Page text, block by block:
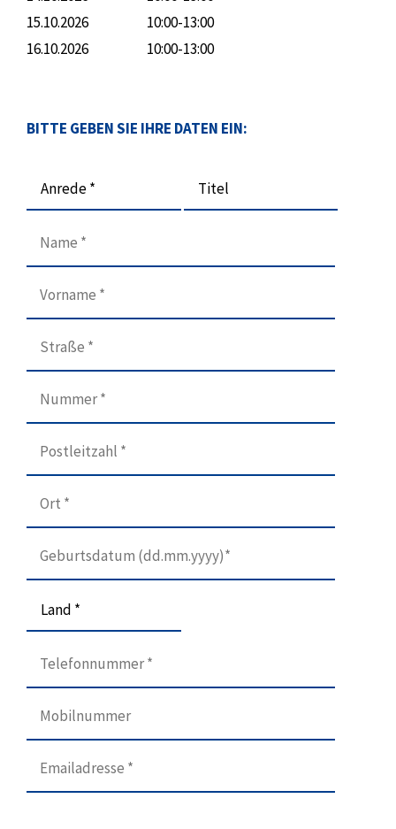
15.10.2026
10:00-13:00
16.10.2026
10:00-13:00
BITTE GEBEN SIE IHRE DATEN EIN:
Anrede * Titel
Land *